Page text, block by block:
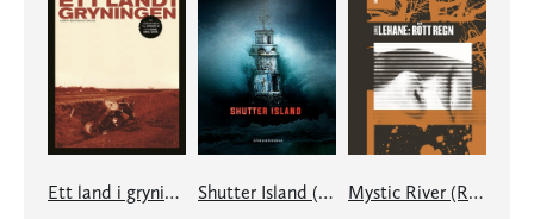
Ett land i gryningen Shutter Island (Patient 67) Mystic River (Rött regn)